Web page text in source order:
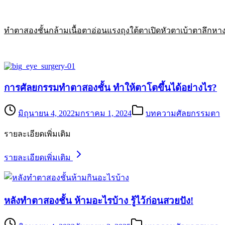
ทำตาสองชั้นกล้ามเนื้อตาอ่อนแรงถุงใต้ตาเปิดหัวตาเบ้าตาลึกหา
การศัลยกรรมทำตาสองชั้น ทำให้ตาโตขึ้นได้อย่างไร?
มิถุนายน 4, 2022มกราคม 1, 2024 บทความศัลยกรรมตา
รายละเอียดเพิ่มเติม
รายละเอียดเพิ่มเติม
หลังทำตาสองชั้น ห้ามอะไรบ้าง รู้ไว้ก่อนสวยปัง!